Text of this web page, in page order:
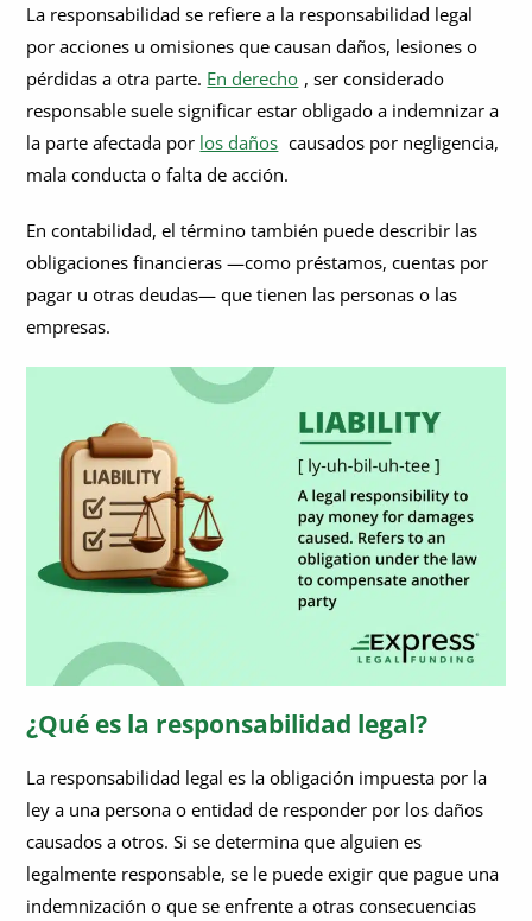
financiación previa al acuerdo?
La responsabilidad se refiere a la responsabilidad legal
por acciones u omisiones que causan daños, lesiones o
pérdidas a otra parte. En derecho , ser considerado
responsable suele significar estar obligado a indemnizar a
la parte afectada por los daños causados por negligencia,
mala conducta o falta de acción.
En contabilidad, el término también puede describir las
obligaciones financieras —como préstamos, cuentas por
pagar u otras deudas— que tienen las personas o las
empresas.
¿Qué es la responsabilidad legal?
La responsabilidad legal es la obligación impuesta por la
ley a una persona o entidad de responder por los daños
causados a otros. Si se determina que alguien es
legalmente responsable, se le puede exigir que pague una
indemnización o que se enfrente a otras consecuencias